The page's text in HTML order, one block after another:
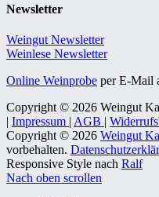
Newsletter
Weingut Newsletter
Weinlese Newsletter
Online Weinprobe per E-Mail
Copyright © 2026 Weingut
| Impressum | AGB |
Copyright © 2026 Weingut
vorbehalten.
Responsive Style nach Ralf
Nach oben scrollen